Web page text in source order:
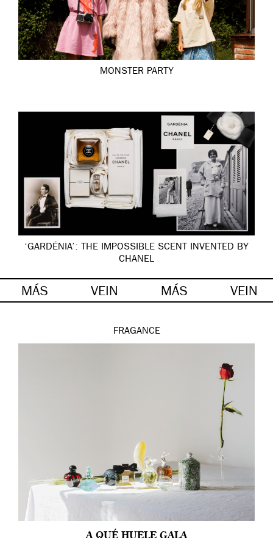
MONSTER PARTY
‘GARDÉNIA’: THE IMPOSSIBLE SCENT INVENTED BY
CHANEL
MÁS VEIN MÁS VEIN
FRAGANCE
A QUÉ HUELE GALA